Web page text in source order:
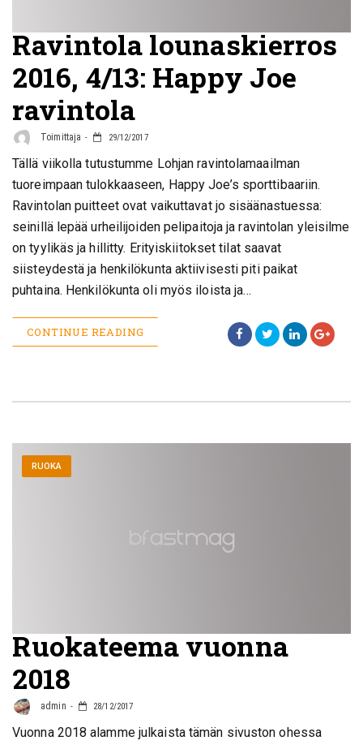
Ravintola lounaskierros
2016, 4/13: Happy Joe
ravintola
Toimittaja 29/12/2017
Tällä viikolla tutustumme Lohjan ravintolamaailman
tuoreimpaan tulokkaaseen, Happy Joe’s sporttibaariin.
Ravintolan puitteet ovat vaikuttavat jo sisäänastuessa:
seinillä lepää urheilijoiden pelipaitoja ja ravintolan yleisilme
on tyylikäs ja hillitty. Erityiskiitokset tilat saavat
siisteydestä ja henkilökunta aktiivisesti piti paikat
puhtaina. Henkilökunta oli myös iloista ja…
CONTINUE READING
RUOKA
Ruokateema vuonna
2018
admin 28/12/2017
Vuonna 2018 alamme julkaista tämän sivuston ohessa